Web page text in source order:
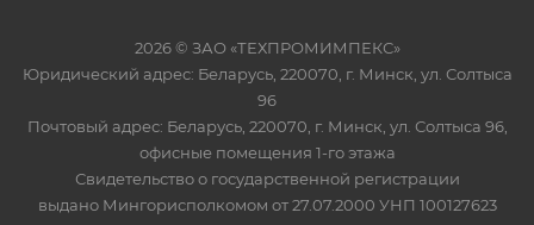
2026 © ЗАО «ТЕХПРОМИМПЕКС»
Юридический адрес: Беларусь, 220070, г. Минск, ул. Солтыса
96
Почтовый адрес: Беларусь, 220070, г. Минск, ул. Солтыса 96,
офисные помещения 1-го этажа
Свидетельство о государственной регистрации
выдано Мингорисполкомом от 27.07.2000 УНП 100127623